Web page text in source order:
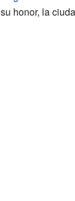
su honor, la